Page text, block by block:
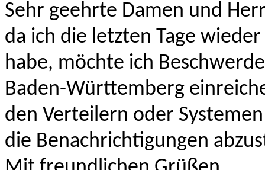
Sehr geehrte Damen und
da ich die letzten Tage
habe, möchte ich
Baden-Württemberg
den Verteilern oder
die Benachrichtigungen